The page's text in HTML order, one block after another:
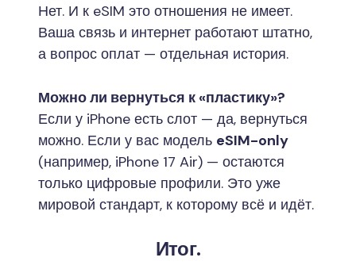
Нет. И к eSIM это отношения не имеет.
Ваша связь и интернет работают штатно,
а вопрос оплат — отдельная история.
Можно ли вернуться к «пластику»?
Если у iPhone есть слот — да, вернуться
можно. Если у вас модель eSIM-only
(например, iPhone 17 Air) — остаются
только цифровые профили. Это уже
мировой стандарт, к которому всё и идёт.
Итог.